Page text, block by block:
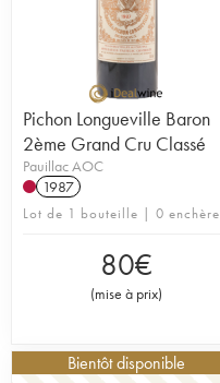
Pichon Longueville Baron
2ème Grand Cru Classé
Pauillac AOC
1987
Lot de 1 bouteille | 0 enchère
80€
(mise à prix)
Bientôt disponible